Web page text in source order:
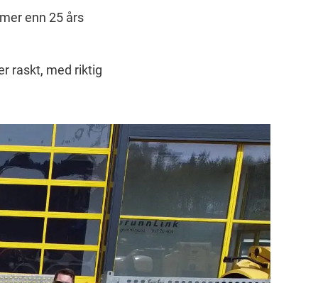
enn 25 års
raskt, med riktig